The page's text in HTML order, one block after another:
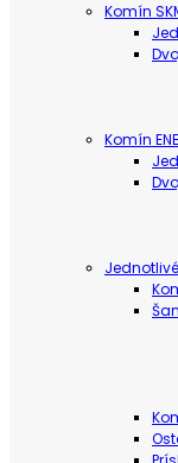
Komín
Komín